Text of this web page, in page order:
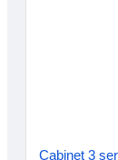
Cabinet 3